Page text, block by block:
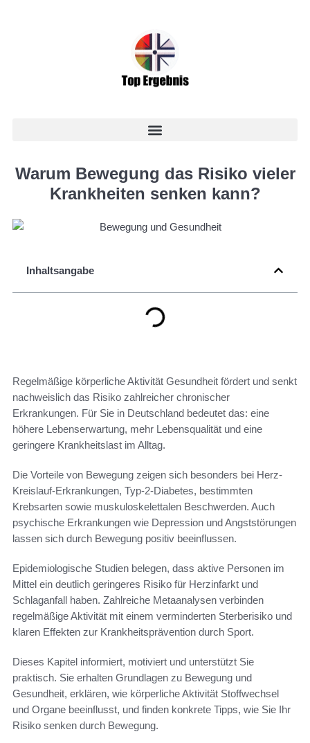
Warum Bewegung das Risiko vieler
Krankheiten senken kann?
Inhaltsangabe
Regelmäßige körperliche Aktivität Gesundheit fördert und senkt
nachweislich das Risiko zahlreicher chronischer
Erkrankungen. Für Sie in Deutschland bedeutet das: eine
höhere Lebenserwartung, mehr Lebensqualität und eine
geringere Krankheitslast im Alltag.
Die Vorteile von Bewegung zeigen sich besonders bei Herz-
Kreislauf-Erkrankungen, Typ-2-Diabetes, bestimmten
Krebsarten sowie muskuloskelettalen Beschwerden. Auch
psychische Erkrankungen wie Depression und Angststörungen
lassen sich durch Bewegung positiv beeinflussen.
Epidemiologische Studien belegen, dass aktive Personen im
Mittel ein deutlich geringeres Risiko für Herzinfarkt und
Schlaganfall haben. Zahlreiche Metaanalysen verbinden
regelmäßige Aktivität mit einem verminderten Sterberisiko und
klaren Effekten zur Krankheitsprävention durch Sport.
Dieses Kapitel informiert, motiviert und unterstützt Sie
praktisch. Sie erhalten Grundlagen zu Bewegung und
Gesundheit, erklären, wie körperliche Aktivität Stoffwechsel
und Organe beeinflusst, und finden konkrete Tipps, wie Sie Ihr
Risiko senken durch Bewegung.